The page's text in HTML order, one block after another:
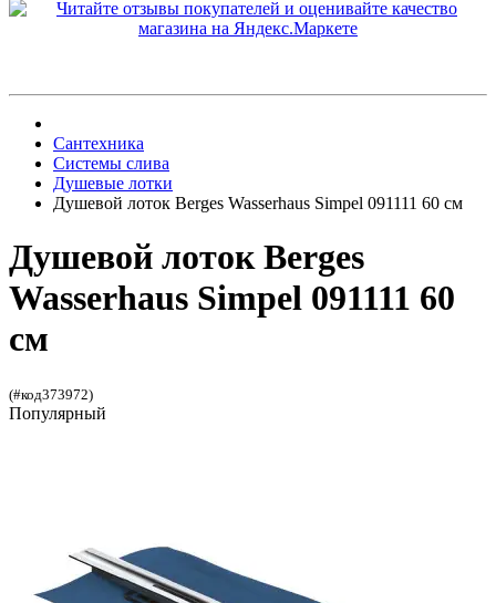
Сантехника
Системы слива
Душевые лотки
Душевой лоток Berges Wasserhaus Simpel 091111 60 см
Душевой лоток Berges
Wasserhaus Simpel 091111 60
см
(#код373972)
Популярный